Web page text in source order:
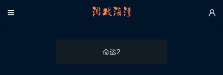
 
命运2